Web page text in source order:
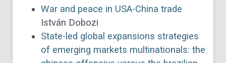
War and peace in USA-China trade
István Dobozi
State-led global expansions strategies
of emerging markets multinationals: the